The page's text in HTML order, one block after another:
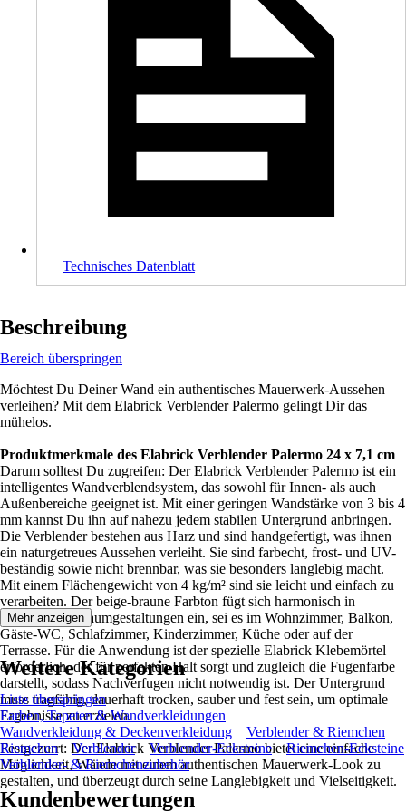
Technisches Datenblatt
Beschreibung
Bereich überspringen
Möchtest Du Deiner Wand ein authentisches Mauerwerk-Aussehen
verleihen? Mit dem Elabrick Verblender Palermo gelingt Dir das
mühelos.
Produktmerkmale des Elabrick Verblender Palermo 24 x 7,1 cm
Darum solltest Du zugreifen: Der Elabrick Verblender Palermo ist ein
intelligentes Wandverblendsystem, das sowohl für Innen- als auch
Außenbereiche geeignet ist. Mit einer geringen Wandstärke von 3 bis 4
mm kannst Du ihn auf nahezu jedem stabilen Untergrund anbringen.
Die Verblender bestehen aus Harz und sind handgefertigt, was ihnen
ein naturgetreues Aussehen verleiht. Sie sind farbecht, frost- und UV-
beständig sowie nicht brennbar, was sie besonders langlebig macht.
Mit einem Flächengewicht von 4 kg/m² sind sie leicht und einfach zu
verarbeiten. Der beige-braune Farbton fügt sich harmonisch in
verschiedene Raumgestaltungen ein, sei es im Wohnzimmer, Balkon,
Gäste-WC, Schlafzimmer, Kinderzimmer, Küche oder auf der
Terrasse. Für die Anwendung ist der spezielle Elabrick Klebemörtel
erforderlich, der für perfekten Halt sorgt und zugleich die Fugenfarbe
darstellt, sodass Nachverfugen nicht notwendig ist. Der Untergrund
muss tragfähig, dauerhaft trocken, sauber und fest sein, um optimale
Ergebnisse zu erzielen.
Festgezurrt: Der Elabrick Verblender Palermo bietet eine einfache
Möglichkeit, Wände mit einem authentischen Mauerwerk-Look zu
gestalten, und überzeugt durch seine Langlebigkeit und Vielseitigkeit.
Mehr anzeigen
Weitere Kategorien
Liste überspringen
Farben, Tapeten & Wandverkleidungen
Wandverkleidung & Deckenverkleidung
Verblender & Riemchen
Riemchen
Verblender Verblender-Ecksteine
Riemchen-Ecksteine
Verblender- & Riemchenzubehör
Kundenbewertungen